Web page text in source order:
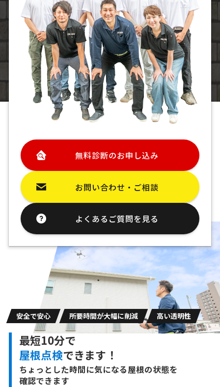
無料診断のお申し込み
お問い合わせ・ご相談
よくあるご質問を見る
安全で安心 所要時間が大幅に削減 高い透明性
最短10分で
屋根点検できます！
ちょっとした時間に気になる屋根の状態を
確認できます